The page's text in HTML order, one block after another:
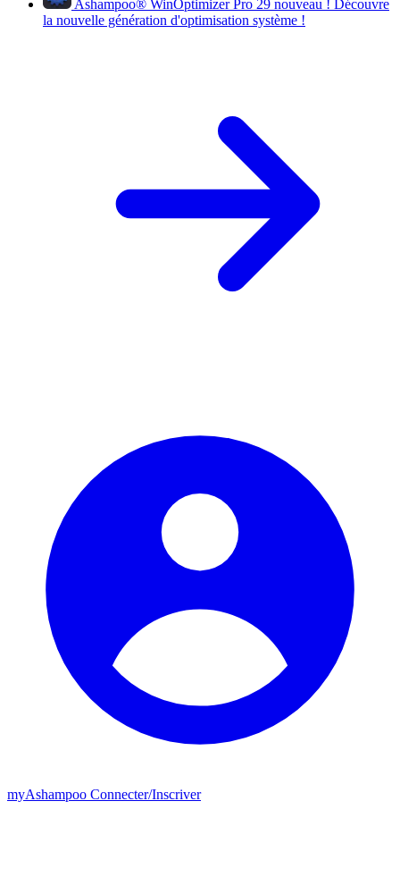
Ashampoo® WinOptimizer Pro 29 nouveau ! Découvre
la nouvelle génération d'optimisation système !
myAshampoo Connecter/Inscriver